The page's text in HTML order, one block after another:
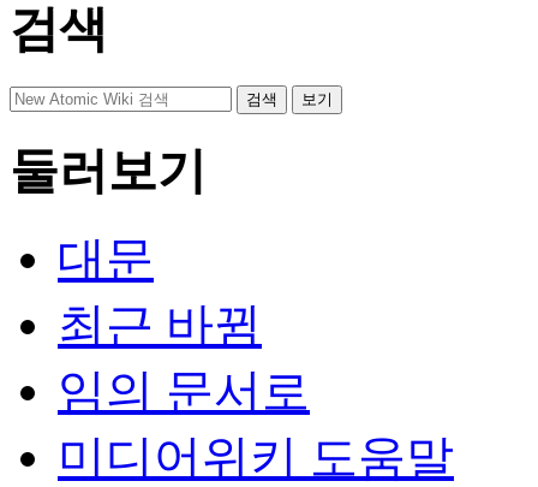
검색
둘러보기
대문
최근 바뀜
임의 문서로
미디어위키 도움말